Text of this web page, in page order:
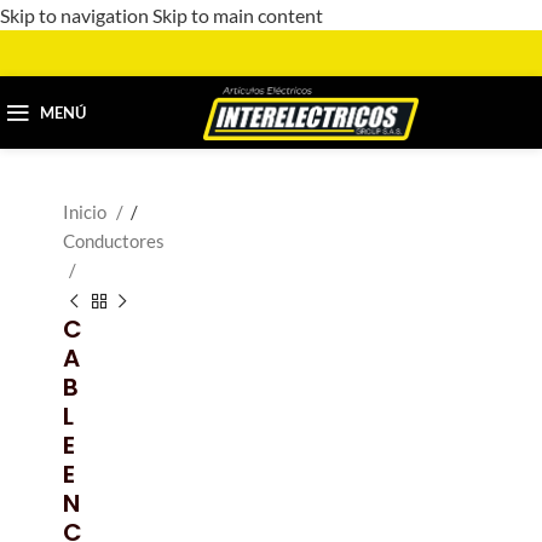
Skip to navigation Skip to main content
MENÚ
Inicio
/
Conductores
C
A
B
L
E
E
N
C